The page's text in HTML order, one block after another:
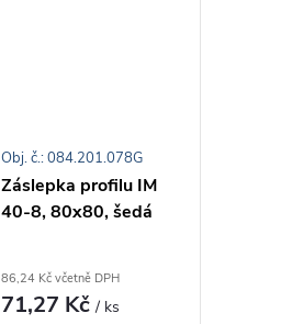
Záslepka profilu IM
40-8, 80x80, šedá
86,24 Kč včetně DPH
71,27 Kč/ ks
Obj. č.: 084.201.078G